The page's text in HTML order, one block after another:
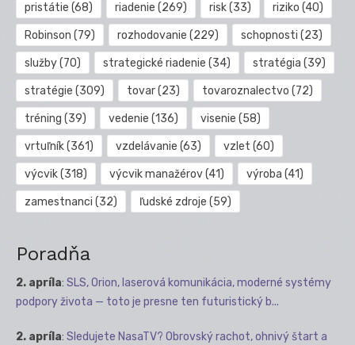
pristátie (68) riadenie (269) risk(33) riziko (40)
Robinson (79) rozhodovanie (229) schopnosti (23)
služby(70) strategické riadenie (34) stratégia (39)
stratégie (309) tovar(23) tovaroznalectvo (72)
tréning (39) vedenie (136) visenie (58)
vrtuľník(361) vzdelávanie (63) vzlet (60)
výcvik(318) výcvik manažérov(41) výroba (41)
zamestnanci (32) ľudské zdroje (59)
Poradňa
2. apríla: SLS, Orion, laserová komunikácia, moderné systémy
podpory života — toto je presne ten futuristický b...
2. apríla: Sledujete NasaTV? Obrovský rachot, ohnivý štart a